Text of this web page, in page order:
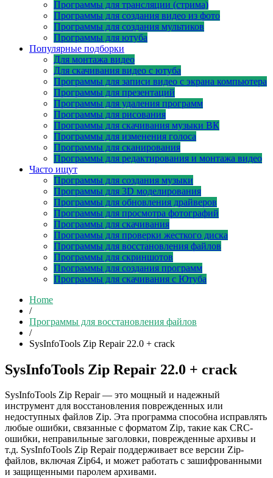
Программы для трансляции (стрима)
Программы для создания видео из фото
Программы для создания мультиков
Программы для ютуба
Популярные подборки
Для монтажа видео
Для скачивания видео с ютуба
Программы для записи видео с экрана компьютера
Программы для презентаций
Программы для удаления программ
Программы для рисования
Программы для скачивания музыки ВК
Программы для изменения голоса
Программы для сканирования
Программы для редактирования и монтажа видео
Часто ищут
Программы для создания музыки
Программы для 3D моделирования
Программы для обновления драйверов
Программы для просмотра фотографий
Программы для скачивания
Программы для проверки жесткого диска
Программы для восстановления файлов
Программы для скриншотов
Программы для создания программ
Программы для скачивания с Ютуба
Home
/
Программы для восстановления файлов
/
SysInfoTools Zip Repair 22.0 + crack
SysInfoTools Zip Repair 22.0 + crack
SysInfoTools Zip Repair — это мощный и надежный
инструмент для восстановления поврежденных или
недоступных файлов Zip. Эта программа способна исправлять
любые ошибки, связанные с форматом Zip, такие как CRC-
ошибки, неправильные заголовки, поврежденные архивы и
т.д. SysInfoTools Zip Repair поддерживает все версии Zip-
файлов, включая Zip64, и может работать с зашифрованными
и защищенными паролем архивами.